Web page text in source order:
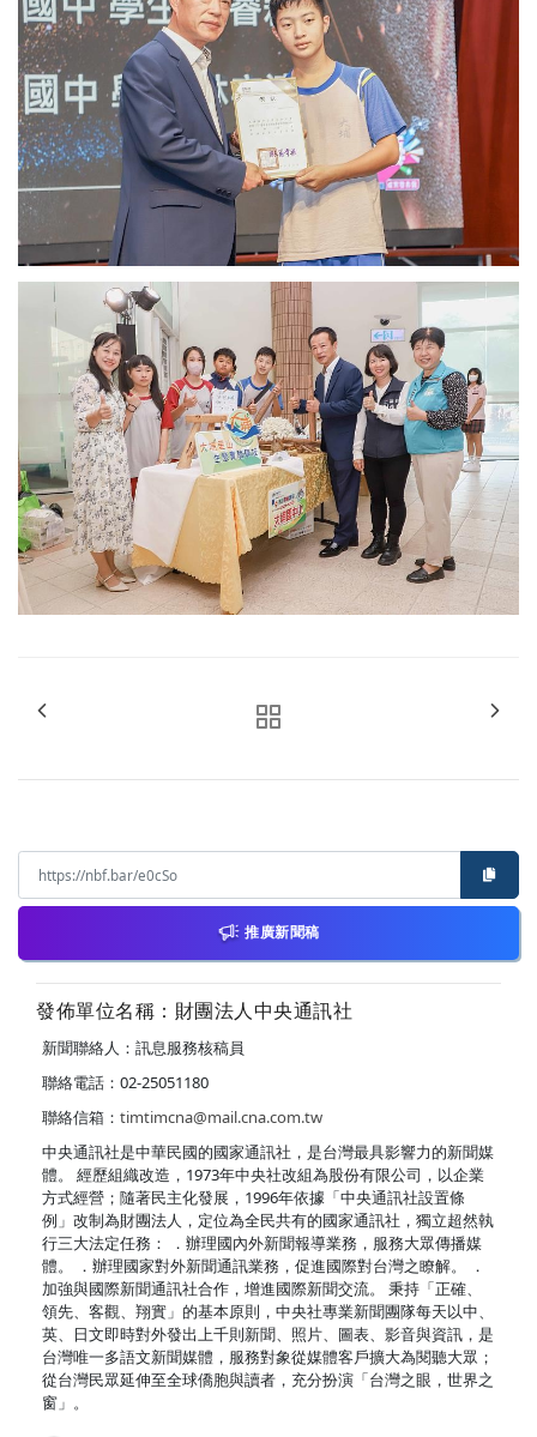
推廣新聞稿
發佈單位名稱：財團法人中央通訊社
新聞聯絡人：訊息服務核稿員
聯絡電話：02-25051180
聯絡信箱： timtimcna@mail.cna.com.tw
中央通訊社是中華民國的國家通訊社，是台灣最具影響力的新聞媒
體。 經歷組織改造，1973年中央社改組為股份有限公司，以企業
方式經營；隨著民主化發展，1996年依據「中央通訊社設置條
例」改制為財團法人，定位為全民共有的國家通訊社，獨立超然執
行三大法定任務： ．辦理國內外新聞報導業務，服務大眾傳播媒
體。 ．辦理國家對外新聞通訊業務，促進國際對台灣之瞭解。 ．
加強與國際新聞通訊社合作，增進國際新聞交流。 秉持「正確、
領先、客觀、翔實」的基本原則，中央社專業新聞團隊每天以中、
英、日文即時對外發出上千則新聞、照片、圖表、影音與資訊，是
台灣唯一多語文新聞媒體，服務對象從媒體客戶擴大為閱聽大眾；
從台灣民眾延伸至全球僑胞與讀者，充分扮演「台灣之眼，世界之
窗」。